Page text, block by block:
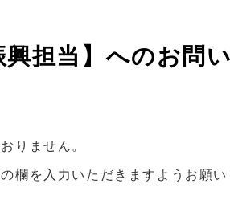
興担当】へのお問
りません。
欄を入力いただきますようお願